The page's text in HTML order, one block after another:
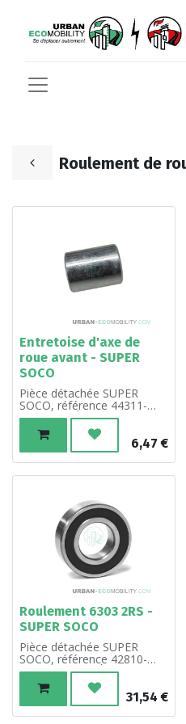
Roulement de
Entretoise d'axe de
roue avant - SUPER
SOCO
Pièce détachée SUPER
SOCO, référence 44311-
QSM-A00. À l'unité.
6,47 €
Roulement 6303 2RS -
SUPER SOCO
Pièce détachée SUPER
SOCO, référence 42810-
QBHA-A00-02. À l'unité.
31,54 €